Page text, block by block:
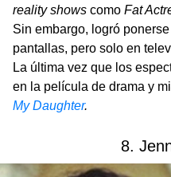
reality shows como Fat
Sin embargo, logró
pantallas, pero solo en
La última vez que los
en la película de drama y
My Daughter.
8.